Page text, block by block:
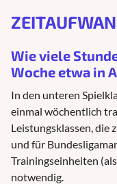
Wie viele
Woche etwa in
In den unteren
einmal wöchentlich
Leistungsklassen, die
und für
Trainingseinheiten
notwendig.